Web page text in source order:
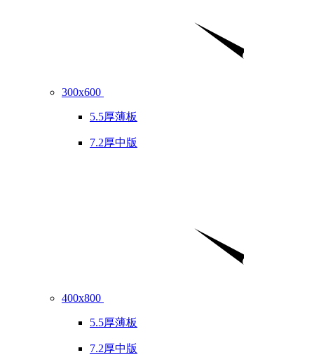
300x600
5.5厚薄板
7.2厚中版
400x800
5.5厚薄板
7.2厚中版